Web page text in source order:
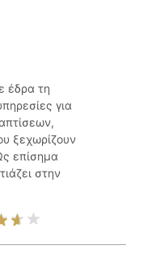
έδρα τη
για
ξεχωρίζουν
επίσημα
στην